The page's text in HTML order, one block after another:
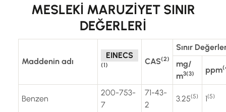
MESLEKİ MARUZİYET SINIR
DEĞERLERİ
Maddenin adı
EINECS
(1) CAS(2)
Sınır
mg/
m3(3) ppm
Benzen
200-753-
7
71-43-
2
3.25(5) 1(5)